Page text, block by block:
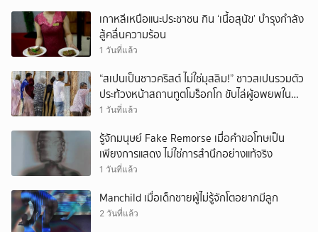
เกาหลีเหนือแนะประชาชน กิน ‘เนื้อสุนัข’ บำรุงกำลัง
สู้คลื่นความร้อน
1 วันที่แล้ว
“สเปนเป็นชาวคริสต์ ไม่ใช่มุสลิม!” ชาวสเปนรวมตัว
ประท้วงหน้าสถานทูตโมร็อกโก ขับไล่ผู้อพยพใน
เมืองเซวตาออกนอกประเทศ
1 วันที่แล้ว
รู้จักมนุษย์ Fake Remorse เมื่อคำขอโทษเป็น
เพียงการแสดง ไม่ใช่การสำนึกอย่างแท้จริง
1 วันที่แล้ว
Manchild เมื่อเด็กชายผู้ไม่รู้จักโตอยากมีลูก
2 วันที่แล้ว